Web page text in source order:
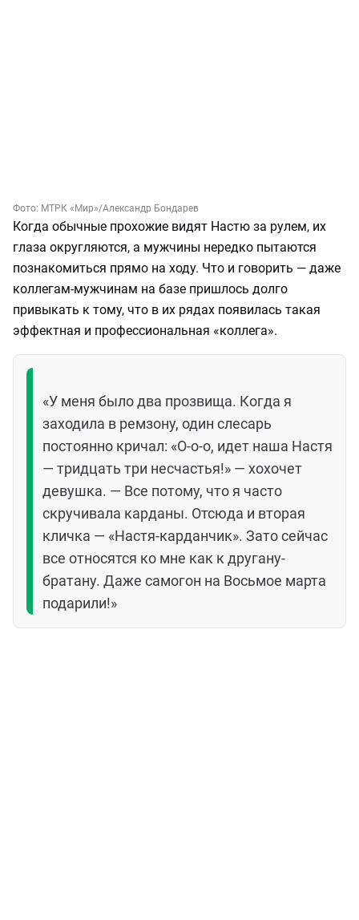
Фото: МТРК «Мир»/Александр Бондарев
Когда обычные прохожие видят Настю за рулем, их
глаза округляются, а мужчины нередко пытаются
познакомиться прямо на ходу. Что и говорить — даже
коллегам-мужчинам на базе пришлось долго
привыкать к тому, что в их рядах появилась такая
эффектная и профессиональная «коллега».
«У меня было два прозвища. Когда я
заходила в ремзону, один слесарь
постоянно кричал: «О-о-о, идет наша Настя
— тридцать три несчастья!» — хохочет
девушка. — Все потому, что я часто
скручивала карданы. Отсюда и вторая
кличка — «Настя-карданчик». Зато сейчас
все относятся ко мне как к другану-
братану. Даже самогон на Восьмое марта
подарили!»